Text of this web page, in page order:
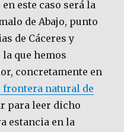
este caso será la
de Abajo, punto
de Cáceres y
la que hemos
concretamente en
frontera natural de
para leer dicho
estancia en la